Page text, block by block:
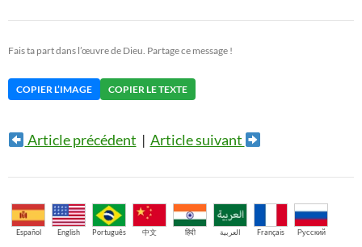
Fais ta part dans l’œuvre de Dieu. Partage ce message !
COPIER L’IMAGE COPIER LE TEXTE
Article précédent | Article suivant
Español English Português 中文 हिंदी العربية Français Русский